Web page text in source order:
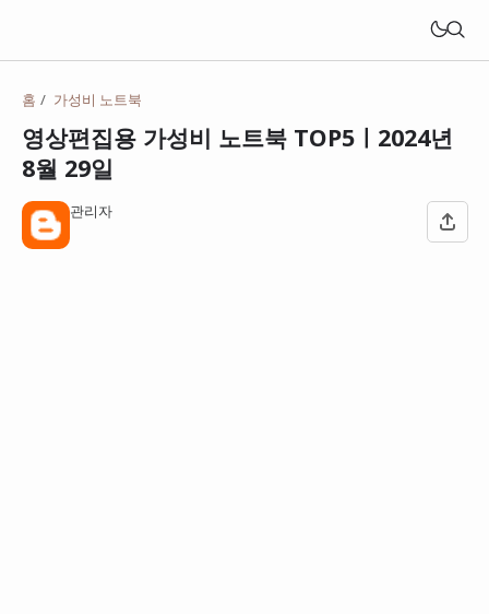
홈 가성비 노트북
영상편집용 가성비 노트북 TOP5ㅣ2024년
8월 29일
관리자